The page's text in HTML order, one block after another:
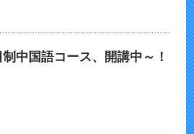
中国語コース、開講中～！